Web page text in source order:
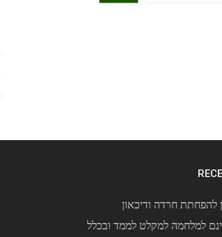
להפחתת חרדה ודיכאון
למלחמה למקלט לממד ובכלל